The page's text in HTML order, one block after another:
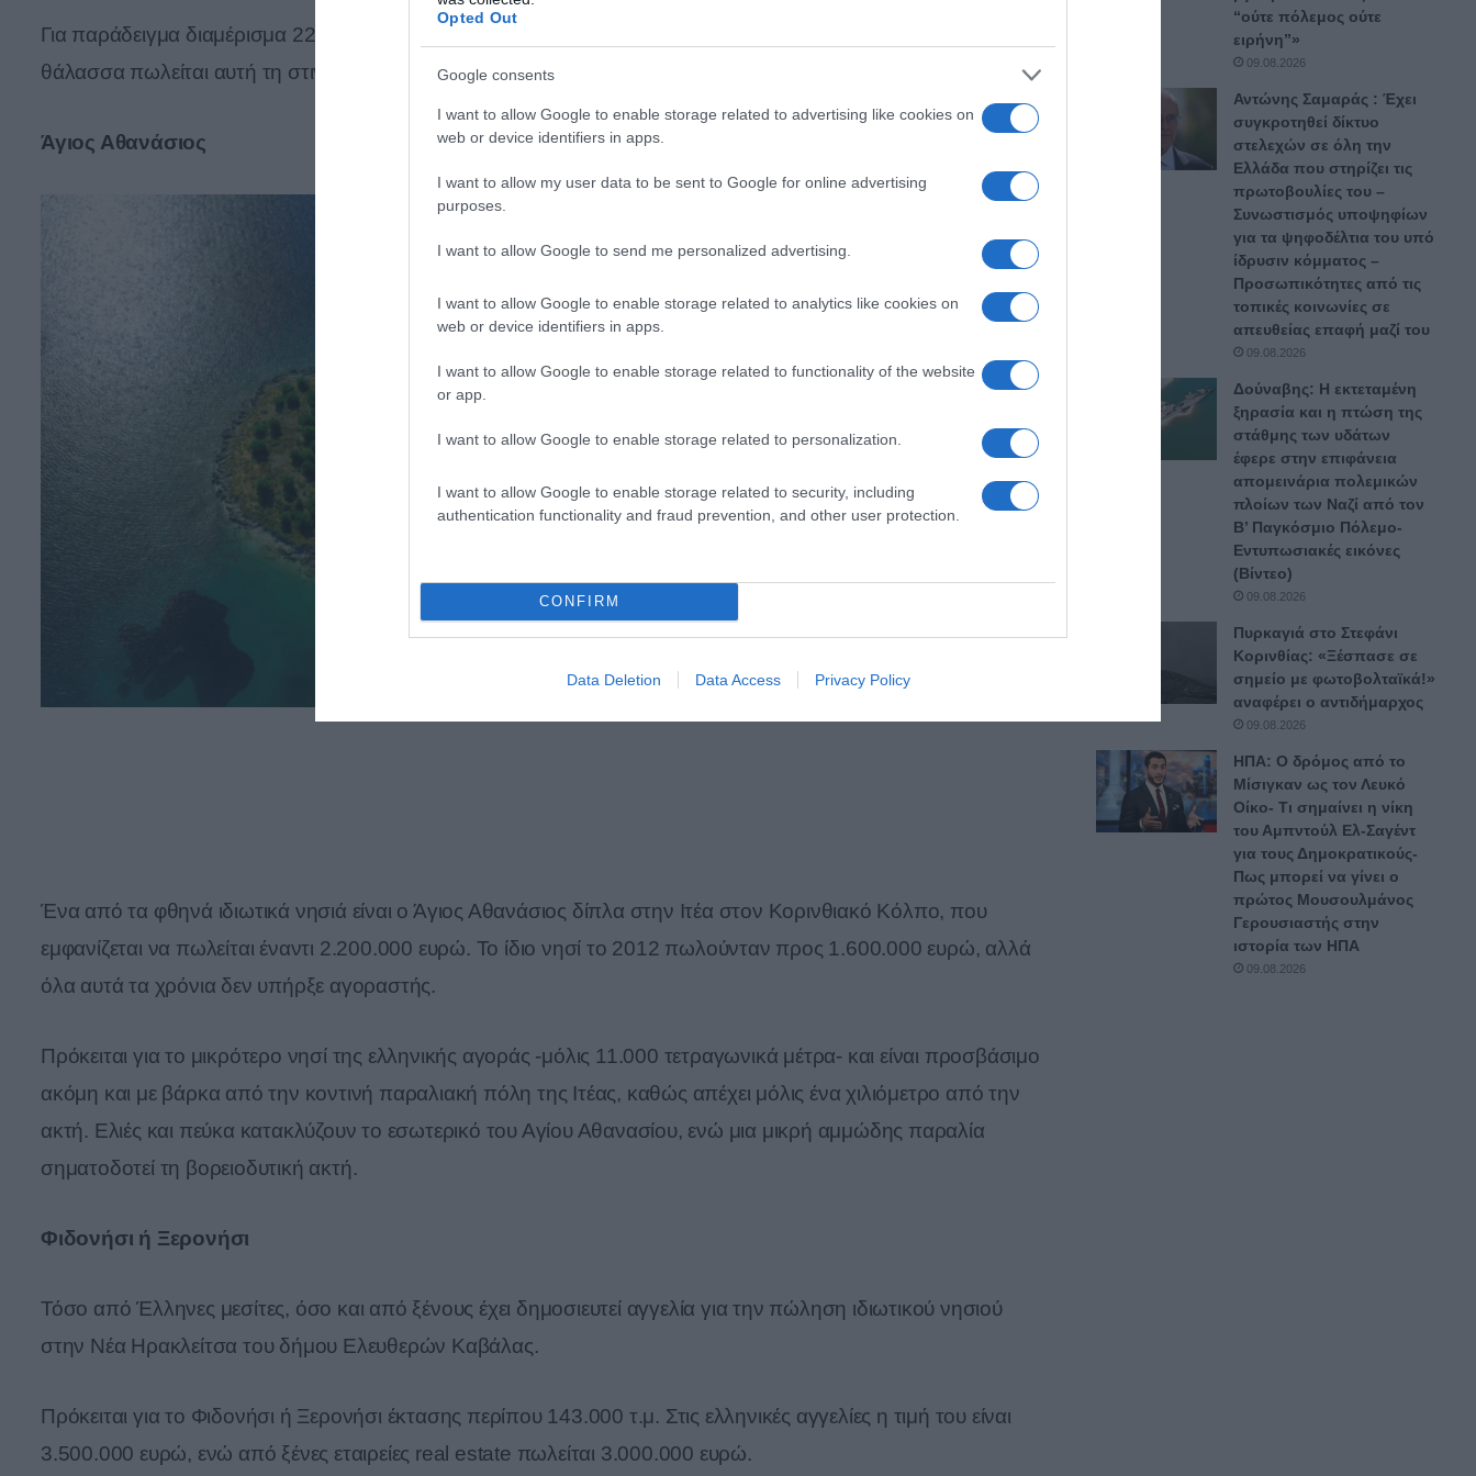
Opted Out
Google consents
I want to allow Google to enable storage related to advertising like cookies on
web or device identifiers in apps.
I want to allow my user data to be sent to Google for online advertising
purposes.
I want to allow Google to send me personalized advertising.
I want to allow Google to enable storage related to analytics like cookies on
web or device identifiers in apps.
I want to allow Google to enable storage related to functionality of the website
or app.
I want to allow Google to enable storage related to personalization.
I want to allow Google to enable storage related to security, including
authentication functionality and fraud prevention, and other user protection.
CONFIRM
Data Deletion Data Access Privacy Policy
Για παράδειγμα διαμέρισμα 220 τ.μ. στη Βουλιαγμένη (έτος κατασκευής 2023) με απρόσκοπτη θέα στη
θάλασσα πωλείται αυτή τη στιγμή 3.700.000 ευρώ.
Άγιος Αθανάσιος
Ένα από τα φθηνά ιδιωτικά νησιά είναι ο Άγιος Αθανάσιος δίπλα στην Ιτέα στον Κορινθιακό Κόλπο, που
εμφανίζεται να πωλείται έναντι 2.200.000 ευρώ. Το ίδιο νησί το 2012 πωλούνταν προς 1.600.000 ευρώ, αλλά
όλα αυτά τα χρόνια δεν υπήρξε αγοραστής.
Πρόκειται για το μικρότερο νησί της ελληνικής αγοράς -μόλις 11.000 τετραγωνικά μέτρα- και είναι προσβάσιμο
ακόμη και με βάρκα από την κοντινή παραλιακή πόλη της Ιτέας, καθώς απέχει μόλις ένα χιλιόμετρο από την
ακτή. Ελιές και πεύκα κατακλύζουν το εσωτερικό του Αγίου Αθανασίου, ενώ μια μικρή αμμώδης παραλία
σηματοδοτεί τη βορειοδυτική ακτή.
Φιδονήσι ή Ξερονήσι
Τόσο από Έλληνες μεσίτες, όσο και από ξένους έχει δημοσιευτεί αγγελία για την πώληση ιδιωτικού νησιού
στην Νέα Ηρακλείτσα του δήμου Ελευθερών Καβάλας.
Πρόκειται για το Φιδονήσι ή Ξερονήσι έκτασης περίπου 143.000 τ.μ. Στις ελληνικές αγγελίες η τιμή του είναι
3.500.000 ευρώ, ενώ από ξένες εταιρείες real estate πωλείται 3.000.000 ευρώ.
“ούτε πόλεμος ούτε
ειρήνη”»
09.08.2026
Αντώνης Σαμαράς : Έχει
συγκροτηθεί δίκτυο
στελεχών σε όλη την
Ελλάδα που στηρίζει τις
πρωτοβουλίες του –
Συνωστισμός υποψηφίων
για τα ψηφοδέλτια του υπό
ίδρυσιν κόμματος –
Προσωπικότητες από τις
τοπικές κοινωνίες σε
απευθείας επαφή μαζί του
09.08.2026
Δούναβης: Η εκτεταμένη
ξηρασία και η πτώση της
στάθμης των υδάτων
έφερε στην επιφάνεια
απομεινάρια πολεμικών
πλοίων των Ναζί από τον
Β’ Παγκόσμιο Πόλεμο-
Εντυπωσιακές εικόνες
(Βίντεο)
09.08.2026
Πυρκαγιά στο Στεφάνι
Κορινθίας: «Ξέσπασε σε
σημείο με φωτοβολταϊκά!»
αναφέρει ο αντιδήμαρχος
09.08.2026
ΗΠΑ: Ο δρόμος από το
Μίσιγκαν ως τον Λευκό
Οίκο- Τι σημαίνει η νίκη
του Αμπντούλ Ελ-Σαγέντ
για τους Δημοκρατικούς-
Πως μπορεί να γίνει ο
πρώτος Μουσουλμάνος
Γερουσιαστής στην
ιστορία των ΗΠΑ
09.08.2026